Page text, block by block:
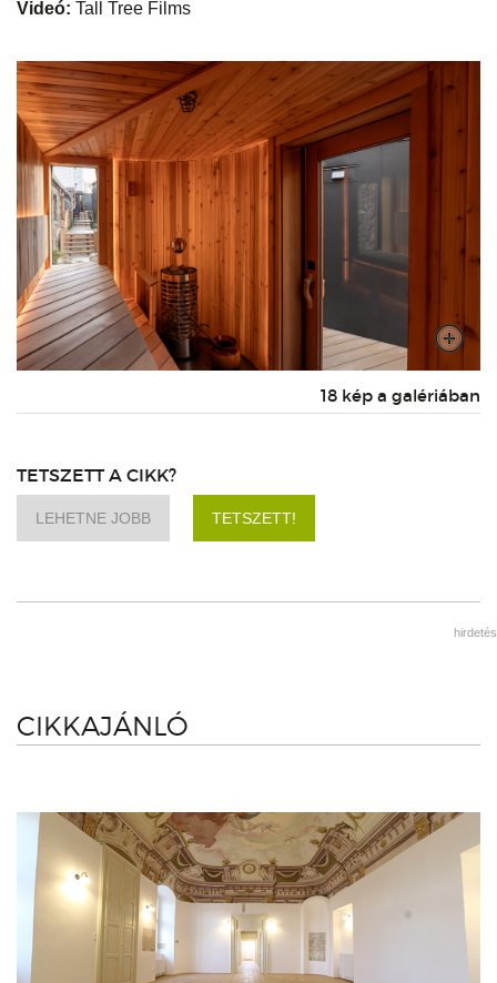
Videó: Tall Tree Films
18 kép a galériában
TETSZETT A CIKK?
LEHETNE JOBB TETSZETT!
hirdetés
CIKKAJÁNLÓ